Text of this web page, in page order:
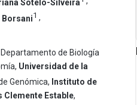
Sotelo-Silveira
Borsani1 ,
de Biología
Universidad de la
Genómica, Instituto de
Clemente Estable,